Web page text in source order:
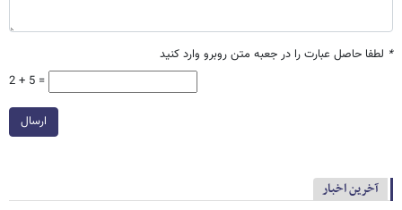
* لطفا حاصل عبارت را در جعبه متن روبرو وارد کنید
2 + 5 =
ارسال
آخرین اخبار